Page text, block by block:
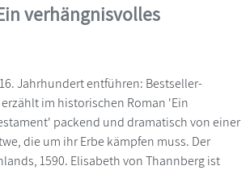
verhängnisvolles
Jahrhundert entführen: Bestseller-
im historischen Roman 'Ein
packend und dramatisch von einer
die um ihr Erbe kämpfen muss. Der
1590. Elisabeth von Thannberg ist